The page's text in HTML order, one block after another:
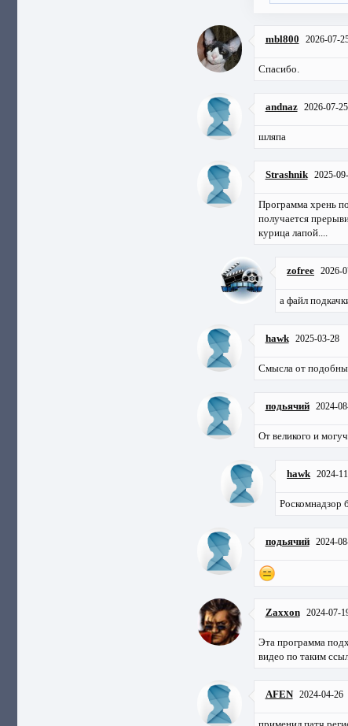
mbl800 2026-07-
Спасибо.
andnaz 2026-07-25
шляпа
Strashnik 2025-
Программа хрень
получается
курица лапой....
zofree 2026-
а файл
hawk 2025-03-28
Смысла от
подьячий 2024-
От великого и
hawk 2024-
Роскомнадзор
подьячий 2024-
Zaxxon 2024-07-
Эта программа
видео по таким
AFEN 2024-04-26